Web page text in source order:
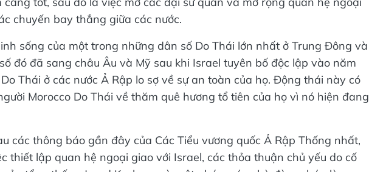
càng tốt, sau đó là việc mở các đại sứ quán và mở rộng quan hệ ngoại
chuyến bay thẳng giữa các nước.
sống của một trong những dân số Do Thái lớn nhất ở Trung Đông và
đó đã sang châu Âu và Mỹ sau khi Israel tuyên bố độc lập vào năm
Thái ở các nước Ả Rập lo sợ về sự an toàn của họ. Động thái này có
Morocco Do Thái về thăm quê hương tổ tiên của họ vì nó hiện đang
các thông báo gần đây của Các Tiểu vương quốc Ả Rập Thống nhất,
thiết lập quan hệ ngoại giao với Israel, các thỏa thuận chủ yếu do cố